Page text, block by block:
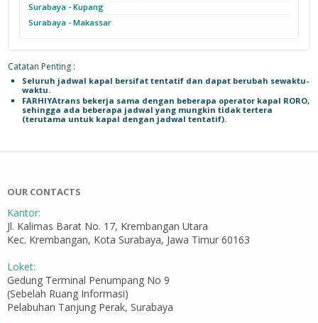
Surabaya - Kupang
Surabaya - Makassar
Catatan Penting :
Seluruh jadwal kapal bersifat tentatif dan dapat berubah sewaktu-
waktu.
FARHIYAtrans bekerja sama dengan beberapa operator kapal RORO,
sehingga ada beberapa jadwal yang mungkin tidak tertera
(terutama untuk kapal dengan jadwal tentatif).
OUR CONTACTS
Kantor:
Jl. Kalimas Barat No. 17, Krembangan Utara
Kec. Krembangan, Kota Surabaya, Jawa Timur 60163
Loket:
Gedung Terminal Penumpang No 9
(Sebelah Ruang Informasi)
Pelabuhan Tanjung Perak, Surabaya